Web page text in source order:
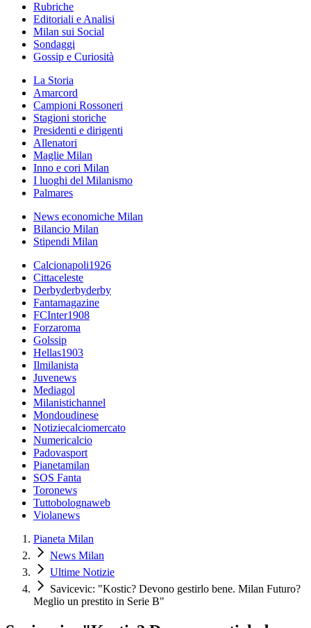
Rubriche
Editoriali e Analisi
Milan sui Social
Sondaggi
Gossip e Curiosità
La Storia
Amarcord
Campioni Rossoneri
Stagioni storiche
Presidenti e dirigenti
Allenatori
Maglie Milan
Inno e cori Milan
I luoghi del Milanismo
Palmares
News economiche Milan
Bilancio Milan
Stipendi Milan
Calcionapoli1926
Cittaceleste
Derbyderbyderby
Fantamagazine
FCInter1908
Forzaroma
Golssip
Hellas1903
Ilmilanista
Juvenews
Mediagol
Milanistichannel
Mondoudinese
Notiziecalciomercato
Numericalcio
Padovasport
Pianetamilan
SOS Fanta
Toronews
Tuttobolognaweb
Violanews
Pianeta Milan
News Milan
Ultime Notizie
Savicevic: "Kostic? Devono gestirlo bene. Milan Futuro?
Meglio un prestito in Serie B"